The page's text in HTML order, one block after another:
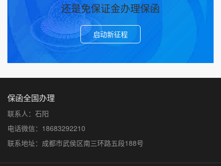
还是免保证金办理保函
启动新征程
保函全国办理
联系人：石阳
电话微信：18683292210
联系地址：成都市武侯区南三环路五段188号